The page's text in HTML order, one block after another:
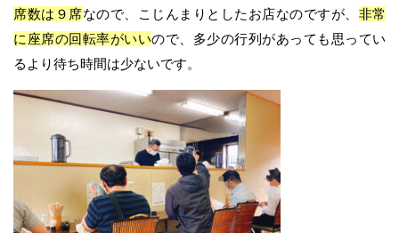
席数は９席なので、こじんまりとしたお店なのですが、 非常
に座席の回転率がいいので、多少の行列があっても思ってい
るより待ち時間は少ないです。